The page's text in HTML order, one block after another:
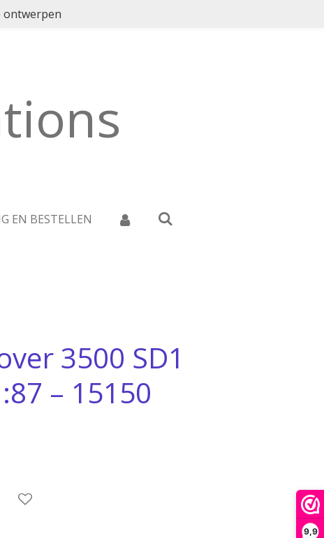
9,9
ontwerpen
EN BESTELLEN
3500 SD1
– 15150